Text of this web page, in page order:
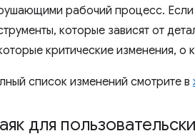
рабочий процесс. Если
которые зависят от
критические изменения, о
список изменений смотрите в
для